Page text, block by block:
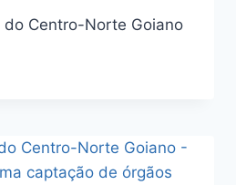
do Centro-Norte Goiano